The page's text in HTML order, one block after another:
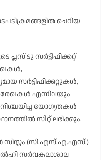
ചെറിയ
പ്ലസ് ടു സർട്ടിഫിക്കറ്റ്
സർട്ടിഫിക്കറ്റുകൾ,
രേഖകൾ എന്നിവയും
യോഗ്യതകൾ
സീറ്റ് ലഭിക്കും.
(സി.എസ്.എ.എസ്.)
സർവകലാശാല